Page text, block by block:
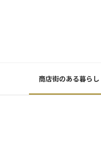
商店街のある暮らし